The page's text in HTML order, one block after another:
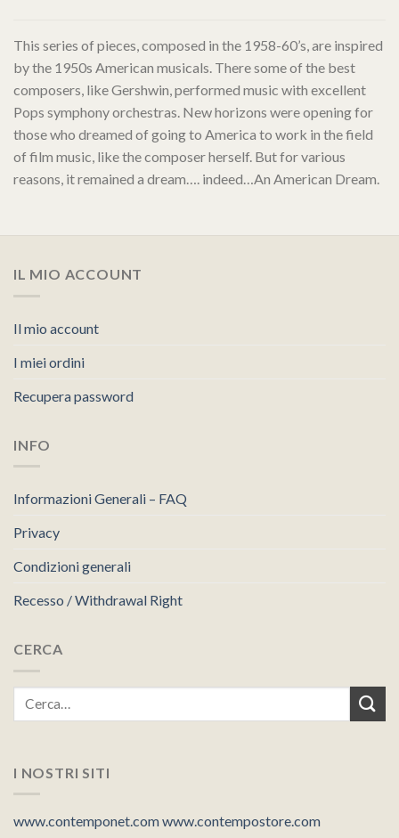
This series of pieces, composed in the 1958-60’s, are inspired
by the 1950s American musicals. There some of the best
composers, like Gershwin, performed music with excellent
Pops symphony orchestras. New horizons were opening for
those who dreamed of going to America to work in the field
of film music, like the composer herself. But for various
reasons, it remained a dream…. indeed…An American Dream.
IL MIO ACCOUNT
Il mio account
I miei ordini
Recupera password
INFO
Informazioni Generali – FAQ
Privacy
Condizioni generali
Recesso / Withdrawal Right
CERCA
I NOSTRI SITI
www.contemponet.comwww.contempostore.com